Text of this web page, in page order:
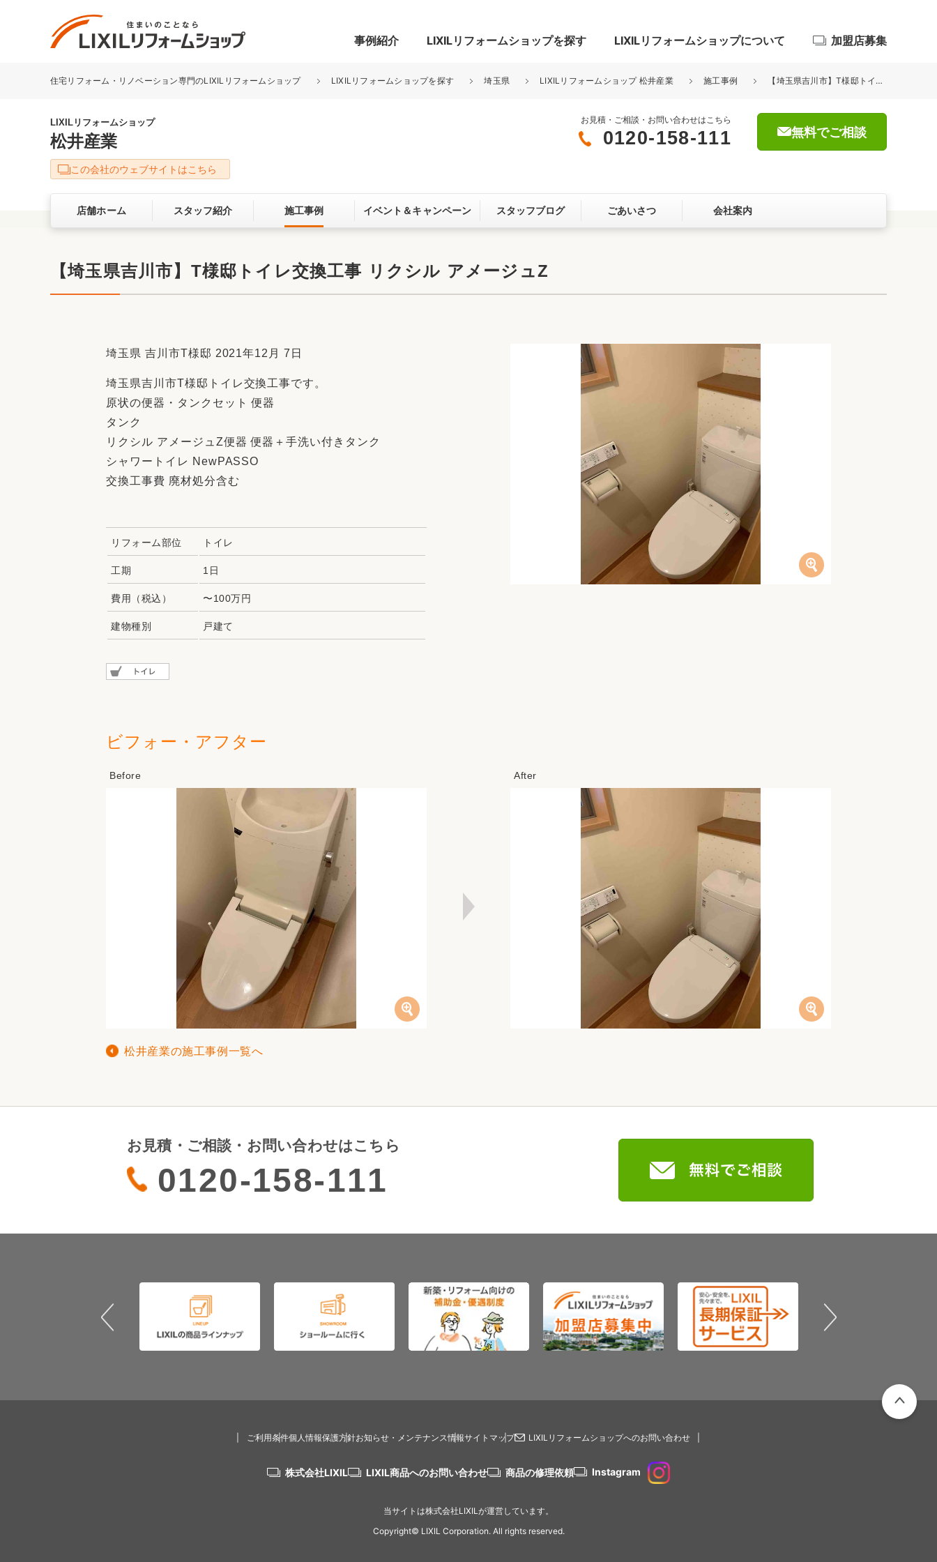
事例紹介
リフォーム事例を探す
キッチン
洗面化粧室 トイレ 玄関まわり 門まわり 屋根・外壁
ベランダ・バルコニー ガーデンスペース カースペース
お客さまの声
LIXILリフォームショップを探す LIXILリフォームショップについて
LIXILリフォームショップについて
サービス向上・品質改善の取り組み お客さま満足度アンケート
ここちいい暮らしをつくる、価値・性能向上
リフォームアクセル
中古物件探しから性能向上リフォームをワン
おすすめ情報
加盟店募集
住宅リフォーム・リノベーション専門のLIXILリフォームショップ LIXILリフォームショップを探す 埼玉県 LIXILリフォームショップ 松井産業 施工事例 【埼玉県吉川市】T様邸トイレ交換工事 リクシル アメージュZ
LIXILリフォームショップ
松井産業
お見積・ご相談・お問い合わせはこちら
0120-158-111 無料でご相談
この会社のウェブサイトはこちら
店舗ホーム スタッフ紹介 施工事例 イベント＆キャンペーン スタッフブログ ごあいさつ 会社案内
【埼玉県吉川市】T様邸トイレ交換工事 リクシル アメージュZ
埼玉県 吉川市T様邸 2021年12月 7日
埼玉県吉川市T様邸トイレ交換工事です。
原状の便器・タンクセット 便器
タンク
リクシル アメージュZ便器 便器＋手洗い付きタンク
シャワートイレ NewPASSO
交換工事費 廃材処分含む
リフォーム部位 トイレ
工期 1日
費用（税込） 〜100万円
建物種別 戸建て
ビフォー・アフター
松井産業の施工事例一覧へ
お見積・ご相談・お問い合わせはこちら
0120-158-111
ご利用条件個人情報保護方針お知らせ・メンテナンス情報サイトマップ LIXILリフォームショップへのお問い合わせ
株式会社LIXIL LIXIL商品へのお問い合わせ 商品の修理依頼 Instagram
当サイトは株式会社LIXILが運営しています。
Copyright© LIXIL Corporation. All rights reserved.